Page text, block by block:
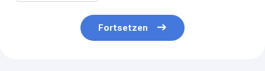
Fortsetzen